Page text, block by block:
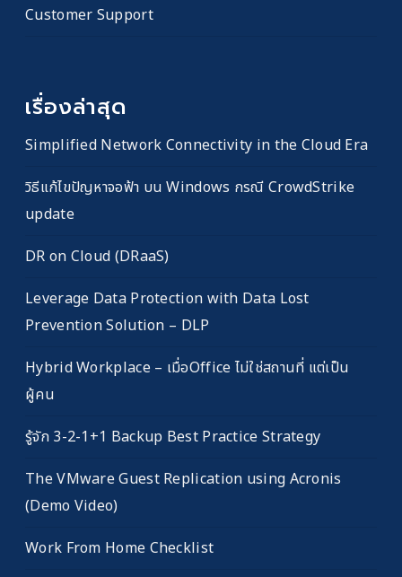
Customer Support
เรื่องล่าสุด
Simplified Network Connectivity in the Cloud Era
วิธีแก้ไขปัญหาจอฟ้า บน Windows กรณี CrowdStrike
update
DR on Cloud (DRaaS)
Leverage Data Protection with Data Lost
Prevention Solution – DLP
Hybrid Workplace – เมื่อOffice ไม่ใช่สถานที่ แต่เป็น
ผู้คน
รู้จัก 3-2-1+1 Backup Best Practice Strategy
The VMware Guest Replication using Acronis
(Demo Video)
Work From Home Checklist